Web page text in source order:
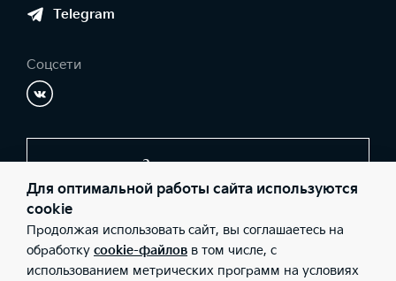
Telegram
Соцсети
Заказать звонок
© 2026 Юридические лица ООО "СОКРАТ СПБ" (Фактический
адрес: г. Санкт-Петербург, Ириновский проспект д.10 Лит. А.;
Телефон: +7 (812) 210-48-99; ИНН: 3662259794; ОГРН:
1183668006873), ООО «Киа Россия и СНГ» (Фактический адрес:
Для оптимальной работы сайта используются
cookie
Продолжая использовать сайт, вы соглашаетесь на
обработку cookie-файлов в том числе, с
использованием метрических программ на условиях